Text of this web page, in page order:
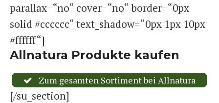
parallax=“no“ cover=“no“ border=“0px
solid #cccccc“ text_shadow=“0px 1px 10px
#ffffff“]
Allnatura Produkte kaufen
Zum gesamten Sortiment bei Allnatura
[/su_section]